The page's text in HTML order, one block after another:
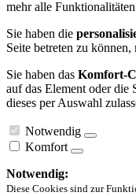
mehr alle
Sie haben die
Seite betreten zu können,
Sie haben das Komfort-
auf das Element oder die
dieses per Auswahl
Notwendig
Komfort
Notwendig:
Diese Cookies sind zur